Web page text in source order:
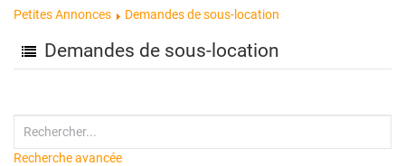
Petites Annonces Demandes de sous-location
Demandes de sous-location
Recherche avancée